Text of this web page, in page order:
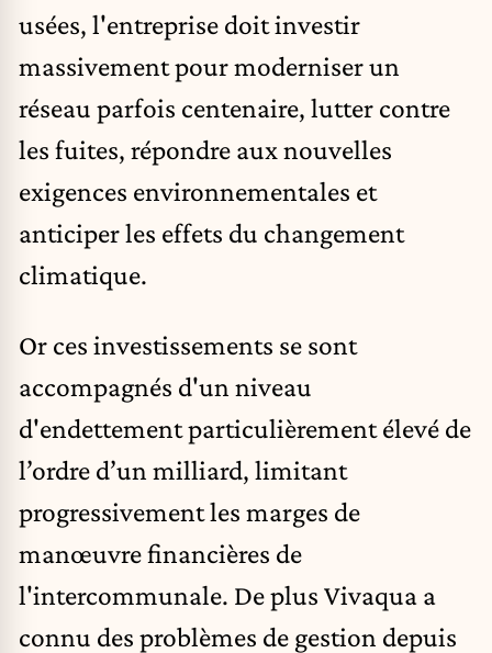
usées, l'entreprise doit investir
massivement pour moderniser un
réseau parfois centenaire, lutter contre
les fuites, répondre aux nouvelles
exigences environnementales et
anticiper les effets du changement
climatique.
Or ces investissements se sont
accompagnés d'un niveau
d'endettement particulièrement élevé de
l’ordre d’un milliard, limitant
progressivement les marges de
manœuvre financières de
l'intercommunale. De plus Vivaqua a
connu des problèmes de gestion depuis